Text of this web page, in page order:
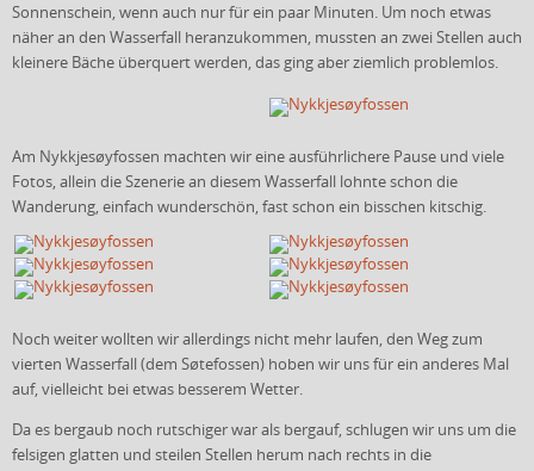
Sonnenschein, wenn auch nur für ein paar Minuten. Um noch etwas
näher an den Wasserfall heranzukommen, mussten an zwei Stellen auch
kleinere Bäche überquert werden, das ging aber ziemlich problemlos.
Am Nykkjesøyfossen machten wir eine ausführlichere Pause und viele
Fotos, allein die Szenerie an diesem Wasserfall lohnte schon die
Wanderung, einfach wunderschön, fast schon ein bisschen kitschig.
Noch weiter wollten wir allerdings nicht mehr laufen, den Weg zum
vierten Wasserfall (dem Søtefossen) hoben wir uns für ein anderes Mal
auf, vielleicht bei etwas besserem Wetter.
Da es bergaub noch rutschiger war als bergauf, schlugen wir uns um die
felsigen glatten und steilen Stellen herum nach rechts in die